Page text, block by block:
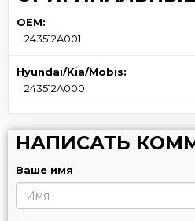
OEM:
243512A001
Hyundai/Kia/Mobis:
243512A000
НАПИСАТЬ
Ваше имя